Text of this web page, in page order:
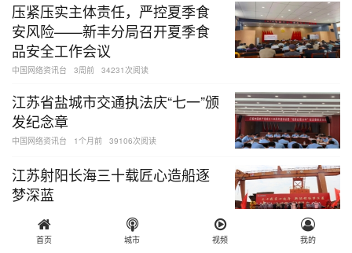
压紧压实主体责任，严控夏季食
安风险——新丰分局召开夏季食
品安全工作会议
中国网络资讯台 3周前 34231次阅读
江苏省盐城市交通执法庆“七一”颁
发纪念章
中国网络资讯台 1个月前 39106次阅读
江苏射阳长海三十载匠心造船逐
梦深蓝
弘扬优良作风 砥砺为民本色 江苏
首页 城市 视频 我的